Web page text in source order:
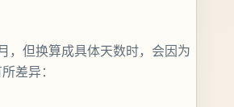
，但换算成具体天数时，会因为
差异：